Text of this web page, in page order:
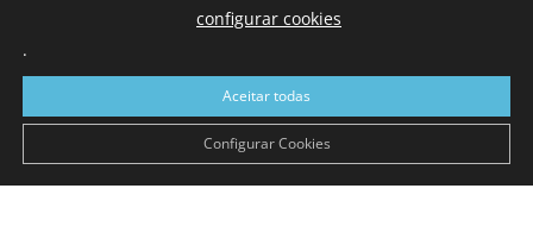
Com sede nas Caldas da Rainha e mais de 90 anos de
a sul de distrito de Leiria, com mais de 40.000 leitores por
toda a região Oeste. Jornal com distribuição em Portugal
Continental e assinatura online.
configurar cookies
.
Aceitar todas
Configurar Cookies